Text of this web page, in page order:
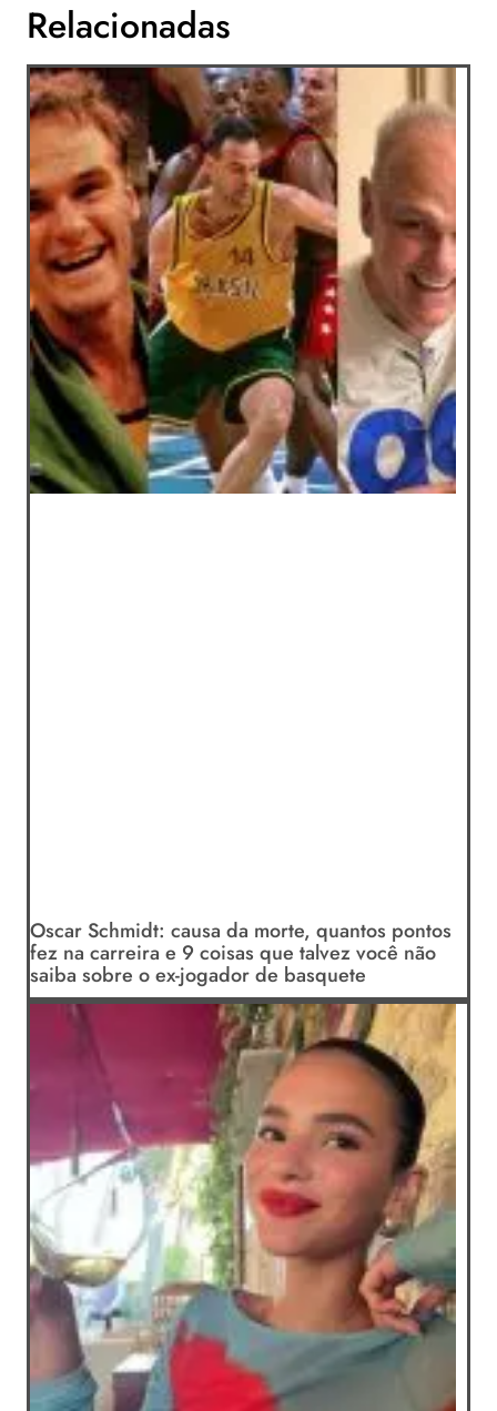
Relacionadas
Oscar Schmidt: causa da morte, quantos pontos
fez na carreira e 9 coisas que talvez você não
saiba sobre o ex-jogador de basquete